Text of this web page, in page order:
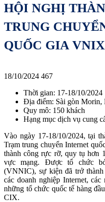
HỘI NGHỊ
TRUNG
QUỐC GIA
18/10/2024 467
Thời gian: 17-18/10/2024
Địa điểm: Sài gòn Morin,
Quy mô: 150 khách
Hạng mục dịch vụ cung
Vào ngày 17-18/10/2024, tại
Trạm trung chuyển Internet
thành công rực rỡ, quy tụ hơn
vực mạng. Được tổ chức
(VNNIC), sự kiện đã trở
các doanh nghiệp Internet,
những tổ chức quốc tế hàng
CIX.